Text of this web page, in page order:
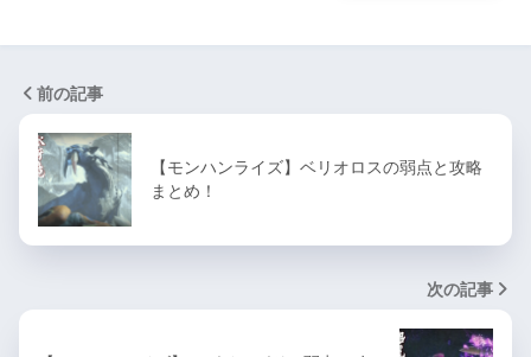
前の記事
【モンハンライズ】ベリオロスの弱点と攻略
まとめ！
次の記事